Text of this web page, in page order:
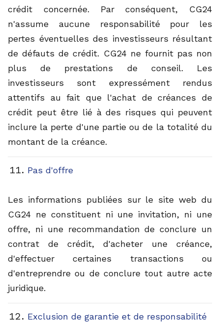
crédit concernée. Par conséquent, CG24
n'assume aucune responsabilité pour les
pertes éventuelles des investisseurs résultant
de défauts de crédit. CG24 ne fournit pas non
plus de prestations de conseil. Les
investisseurs sont expressément rendus
attentifs au fait que l'achat de créances de
crédit peut être lié à des risques qui peuvent
inclure la perte d'une partie ou de la totalité du
montant de la créance.
Pas d'offre
Les informations publiées sur le site web du
CG24 ne constituent ni une invitation, ni une
offre, ni une recommandation de conclure un
contrat de crédit, d'acheter une créance,
d'effectuer certaines transactions ou
d'entreprendre ou de conclure tout autre acte
juridique.
Exclusion de garantie et de responsabilité